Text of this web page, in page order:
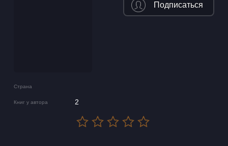
Страна
Книг у автора 2
Подписаться